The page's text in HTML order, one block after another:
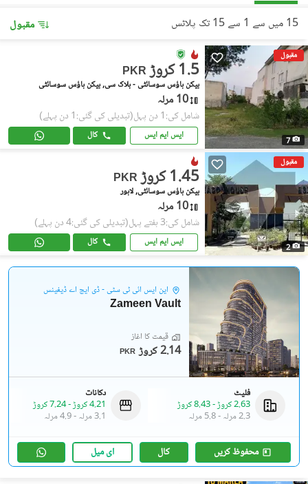
15 میں سے 1 سے 15 تک پلاٹس مقبول
مقبول
7
PKR 1.5 کروڑ
بیکن ہاؤس سوسائٹی - بلاک سی, بیکن ہاؤس سوسائٹی
10 مرلہ
شامل کی:1 دن پہل (تبدیلی کی گئی:1 دن پہلے)
ایس ایم ایس کال
مقبول
2
PKR 1.45 کروڑ
بیکن ہاؤس سوسائٹی, لاہور
10 مرلہ
شامل کی:3 ہفتے پہل (تبدیلی کی گئی:4 دن پہلے)
ایس ایم ایس کال
این ایس آئی ٹی سٹی - ڈی ایچ اے ڈیفینس
Zameen Vault
قیمت کا آغاز
PKR 2.14 کروڑ
فلیٹ
2.63 کروڑ
-8.43 کروڑ
2.3 مرلہ
-5.8 مرلہ
دکانات
4.21 کروڑ
-7.24 کروڑ
3.1 مرلہ
-4.9 مرلہ
محفوظ کریں کال ای میل